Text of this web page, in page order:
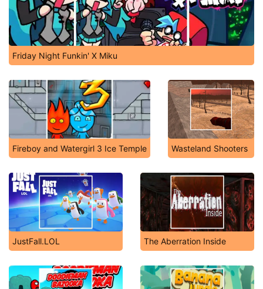
Friday Night Funkin' X Miku
Fireboy and Watergirl 3 Ice Temple Wasteland Shooters
JustFall.LOL The Aberration Inside